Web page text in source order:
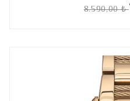
8.590,00 ₺